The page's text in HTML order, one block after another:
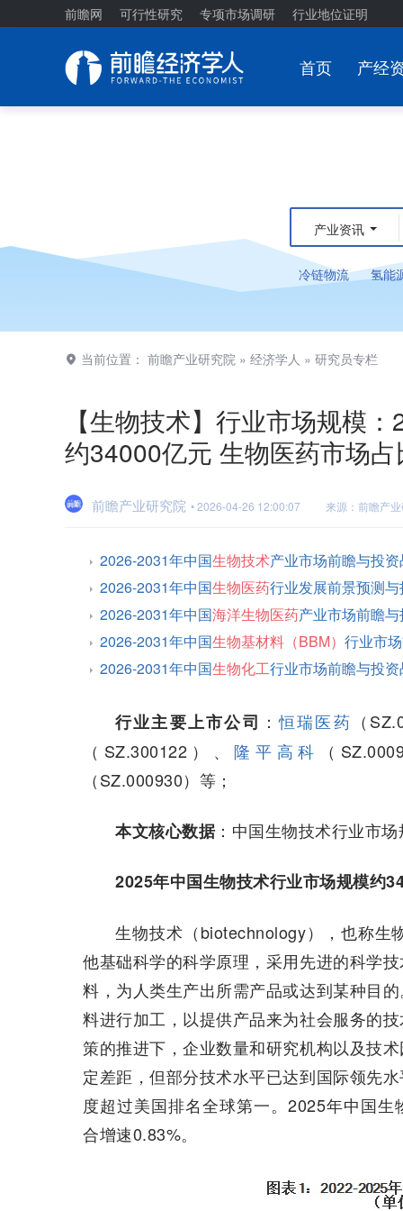
前瞻网 可行性研究 专项市场调研 行业地位证明
首页 产经
产业资讯
冷链物流 氢能
当前位置： 前瞻产业研究院 » 经济学人 » 研究员专栏
【生物技术】行业市场规模
约34000亿元 生物医药市场
前瞻产业研究院 • 2026-04-26 12:00:07 来源：前瞻产
2026-2031年中国生物技术产业市场前瞻与投
2026-2031年中国生物医药行业发展前景预测
2026-2031年中国海洋生物医药产业市场前瞻
2026-2031年中国生物基材料（BBM） 行业市
2026-2031年中国生物化工行业市场前瞻与投
行业主要上市公司 ：恒瑞医药 （
（SZ.300122）、 隆平高科
（
（SZ.000930）等；
本文核心数据：中国生物技术行业市场
2025年中国生物技术行业市场规模约
生物技术（biotechnology），也称生
他基础科学的科学原理，采用先进的科学
料，为人类生产出所需产品或达到某种目
料进行加工，以提供产品来为社会服务的
策的推进下，企业数量和研究机构以及技
定差距，但部分技术水平已达到国际领先
度超过美国排名全球第一。2025年中国
合增速0.83%。